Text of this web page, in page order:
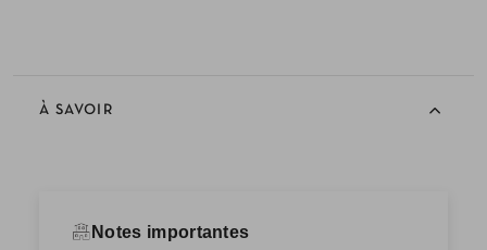
À SAVOIR
Notes importantes